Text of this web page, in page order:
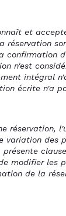
et
réservation
confirmation
n'est
intégral
écrite n'a
réservation,
variation des
modifier les
de la